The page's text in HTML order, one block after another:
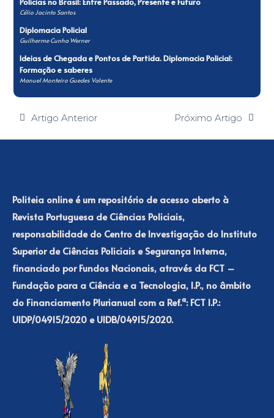
Célio Jacinto Santos
Diplomacia Policial
Guilherme Cunha Werner
Ideias de Chegada e Pontos de Partida. Diplomacia Policial:
Formação e saberes
Manuel Monteiro Guedes Valente
Artigo Anterior Próximo Artigo
Politeia online é um repositório de acesso aberto à
Revista Portuguesa de Ciências Policiais,
responsabilidade do Centro de Investigação do Instituto
Superior de Ciências Policiais e Segurança Interna,
financiado por Fundos Nacionais, através da FCT –
Fundação para a Ciência e a Tecnologia, I.P., no âmbito
do Financiamento Plurianual com a Ref.ª: FCT I.P.:
UIDP/04915/2020 e UIDB/04915/2020.